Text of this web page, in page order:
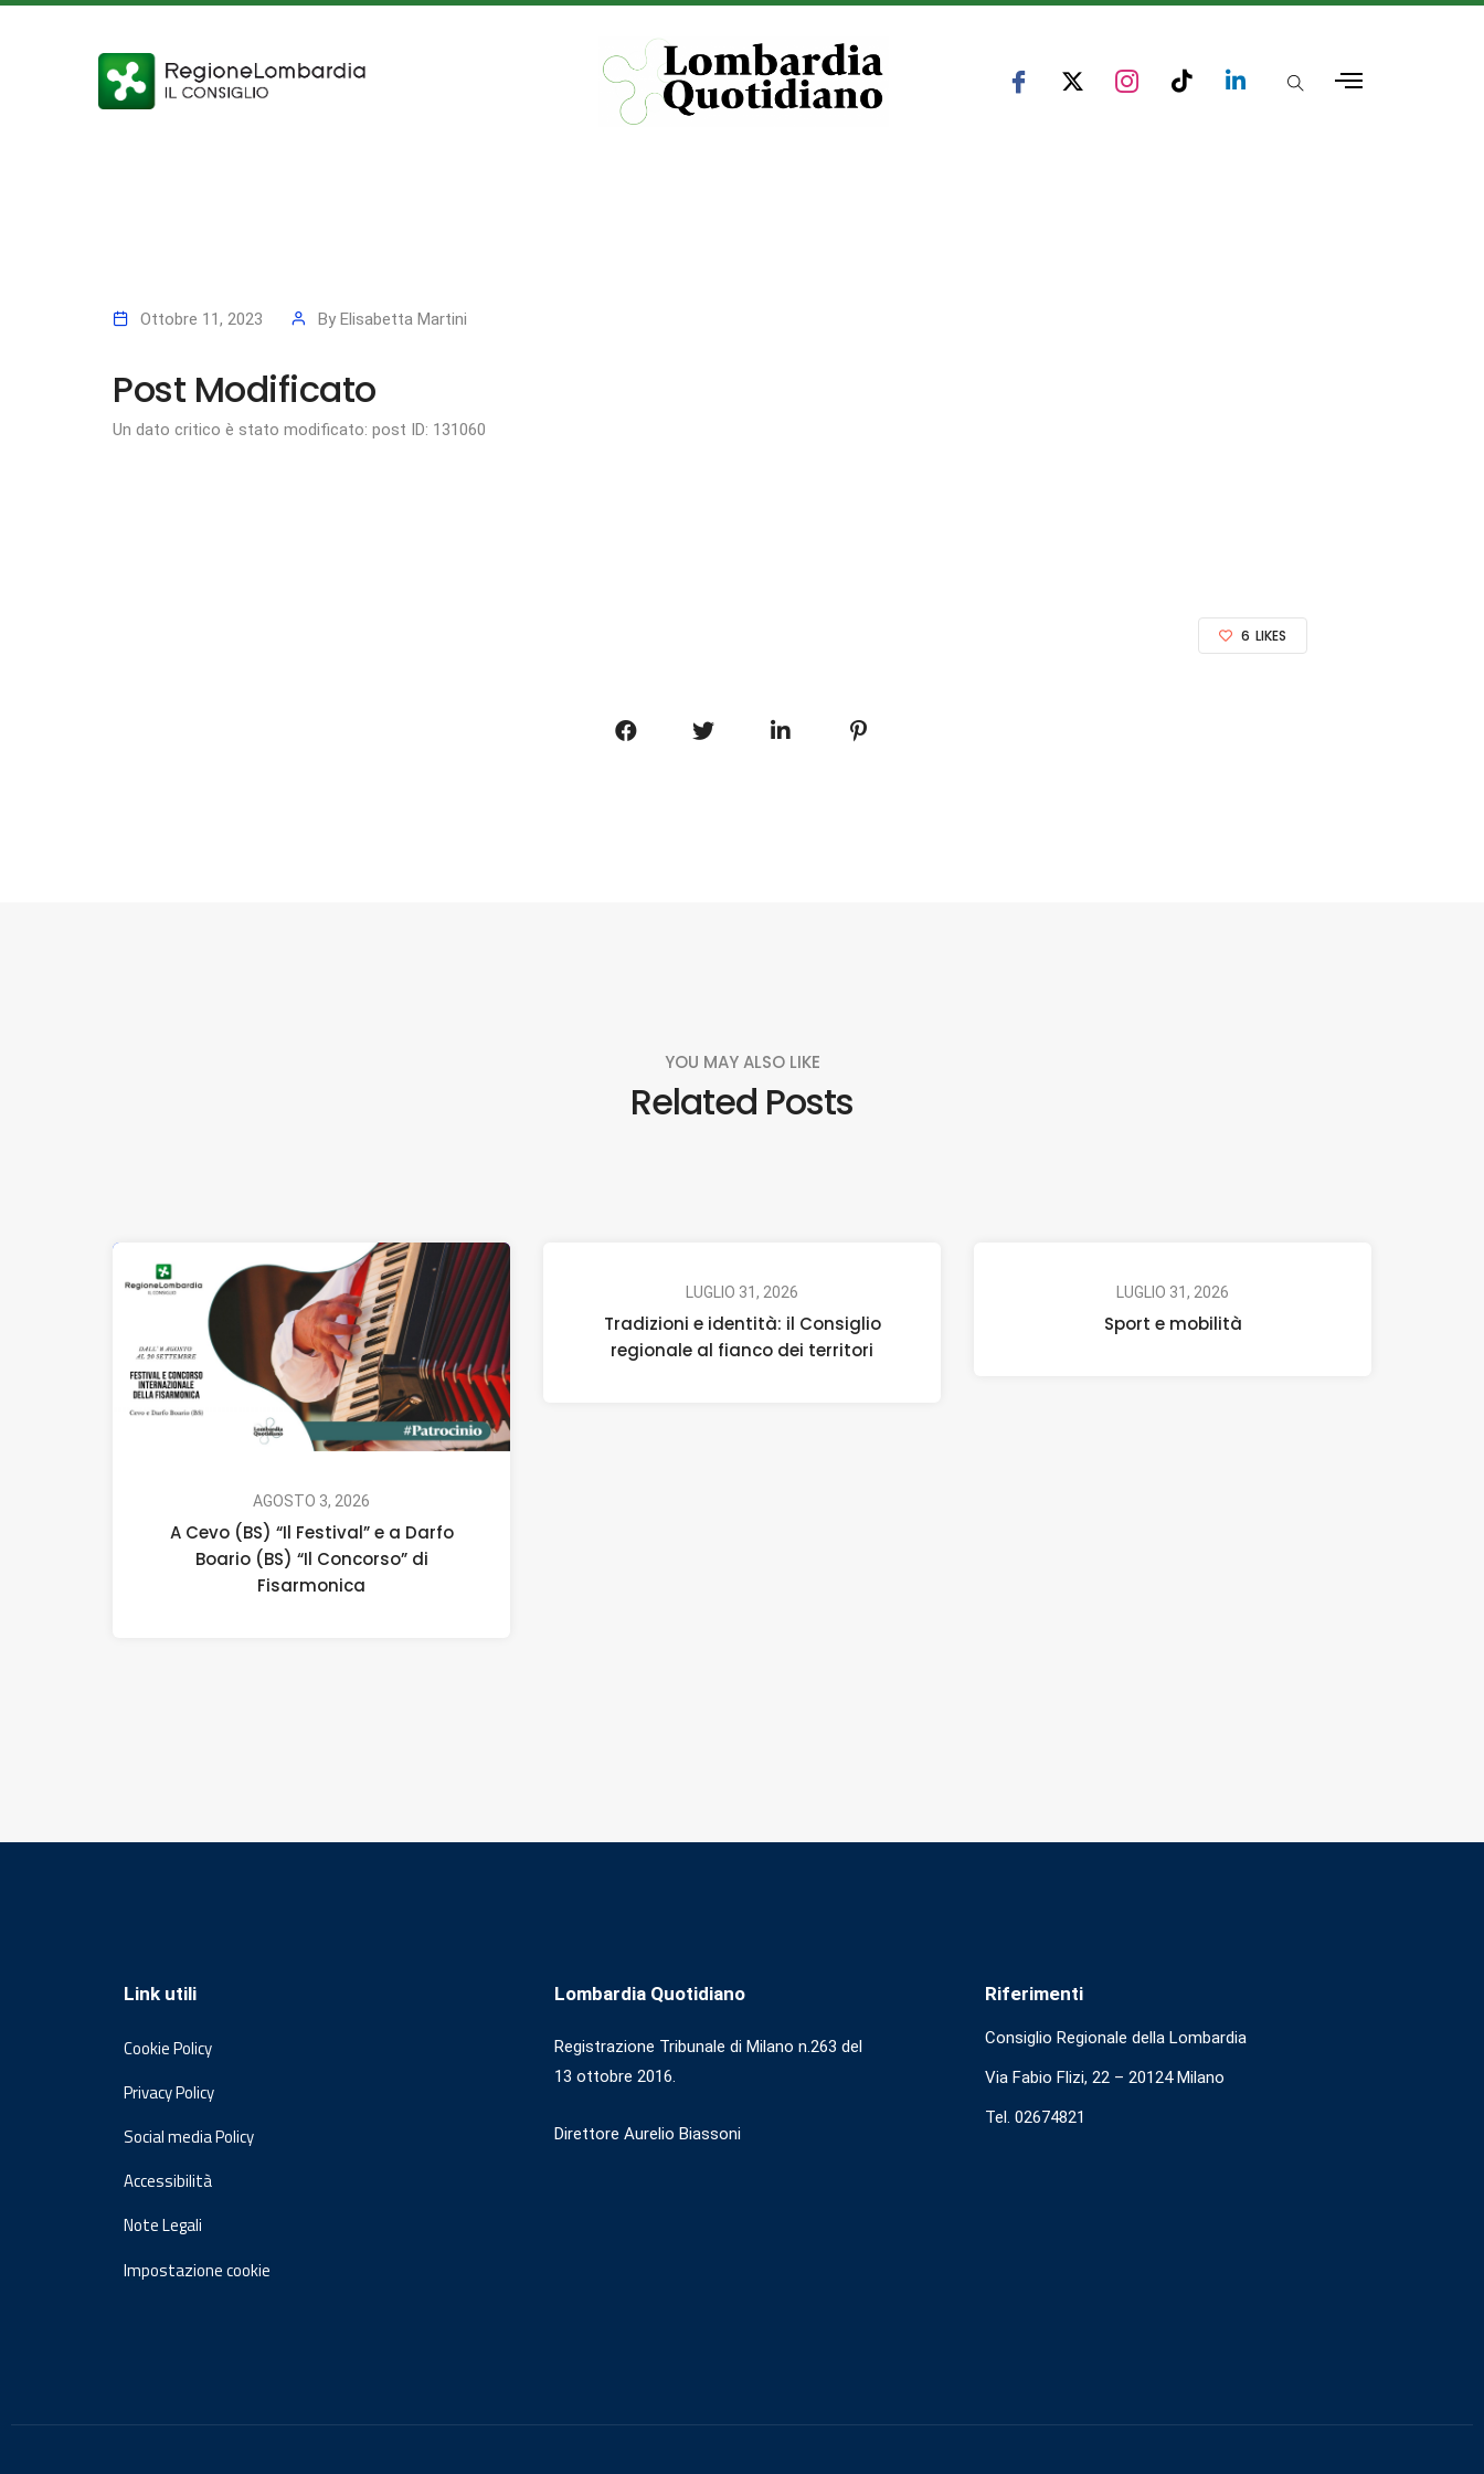
Ottobre 11, 2023 By Elisabetta Martini
Post Modificato
Un dato critico è stato modificato: post ID: 131060
6 LIKES
YOU MAY ALSO LIKE
Related Posts
AGOSTO 3, 2026
A Cevo (BS) “Il Festival” e a Darfo
Boario (BS) “Il Concorso” di
Fisarmonica
LUGLIO 31, 2026
Tradizioni e identità: il Consiglio
regionale al fianco dei territori
LUGLIO 31, 2026
Sport e mobilità
Link utili
Cookie Policy
Privacy Policy
Social media Policy
Accessibilità
Note Legali
Impostazione cookie
Lombardia Quotidiano
Registrazione Tribunale di Milano n.263 del
13 ottobre 2016.
Direttore Aurelio Biassoni
Riferimenti
Consiglio Regionale della Lombardia
Via Fabio Flizi, 22 – 20124 Milano
Tel. 02674821